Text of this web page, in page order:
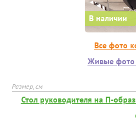
В наличии
Все фото
Живые фото
Размер, см
Стол руководителя на П-